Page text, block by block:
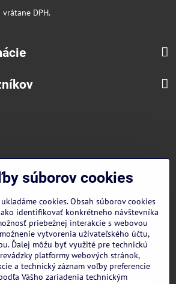
DPH.
PIA: 09:00- 15:00)
súborov cookies
cookies. Obsah súborov cookies
identifikovať konkrétneho návštevníka
priebežnej interakcie s webovou
vytvorenia užívateľského účtu,
Ďalej môžu byť využité pre technickú
platformy webových stránok,
a technický záznam voľby preferencie
Vášho zariadenia technickým